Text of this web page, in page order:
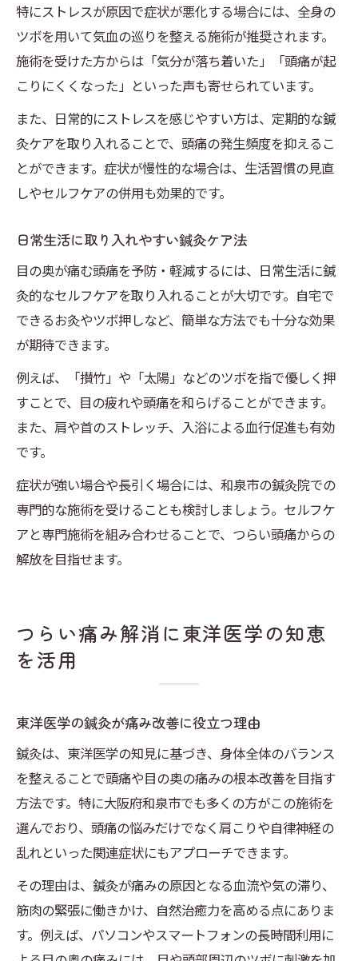
特にストレスが原因で症状が悪化する場合には、全身の
ツボを用いて気血の巡りを整える施術が推奨されます。
施術を受けた方からは「気分が落ち着いた」「頭痛が起
こりにくくなった」といった声も寄せられています。
また、日常的にストレスを感じやすい方は、定期的な鍼
灸ケアを取り入れることで、頭痛の発生頻度を抑えるこ
とができます。症状が慢性的な場合は、生活習慣の見直
しやセルフケアの併用も効果的です。
日常生活に取り入れやすい鍼灸ケア法
目の奥が痛む頭痛を予防・軽減するには、日常生活に鍼
灸的なセルフケアを取り入れることが大切です。自宅で
できるお灸やツボ押しなど、簡単な方法でも十分な効果
が期待できます。
例えば、「攅竹」や「太陽」などのツボを指で優しく押
すことで、目の疲れや頭痛を和らげることができます。
また、肩や首のストレッチ、入浴による血行促進も有効
です。
症状が強い場合や長引く場合には、和泉市の鍼灸院での
専門的な施術を受けることも検討しましょう。セルフケ
アと専門施術を組み合わせることで、つらい頭痛からの
解放を目指せます。
つらい痛み解消に東洋医学の知恵
を活用
東洋医学の鍼灸が痛み改善に役立つ理由
鍼灸は、東洋医学の知見に基づき、身体全体のバランス
を整えることで頭痛や目の奥の痛みの根本改善を目指す
方法です。特に大阪府和泉市でも多くの方がこの施術を
選んでおり、頭痛の悩みだけでなく肩こりや自律神経の
乱れといった関連症状にもアプローチできます。
その理由は、鍼灸が痛みの原因となる血流や気の滞り、
筋肉の緊張に働きかけ、自然治癒力を高める点にありま
す。例えば、パソコンやスマートフォンの長時間利用に